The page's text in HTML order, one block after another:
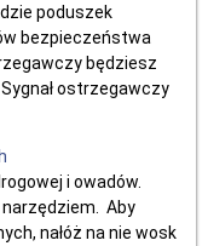
poduszek
bezpieczeństwa
będziesz
ostrzegawczy
i owadów.
narzędziem. Aby
nałóż na nie wosk